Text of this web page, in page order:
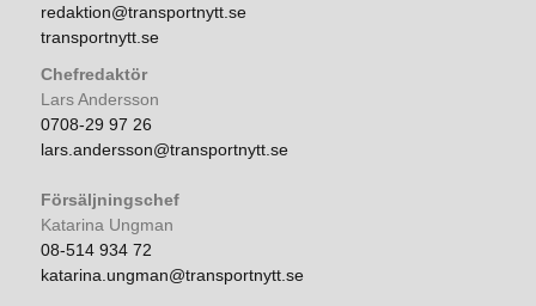
redaktion@transportnytt.se
transportnytt.se
Chefredaktör
Lars Andersson
0708-29 97 26
lars.andersson@transportnytt.se
Försäljningschef
Katarina Ungman
08-514 934 72
katarina.ungman@transportnytt.se